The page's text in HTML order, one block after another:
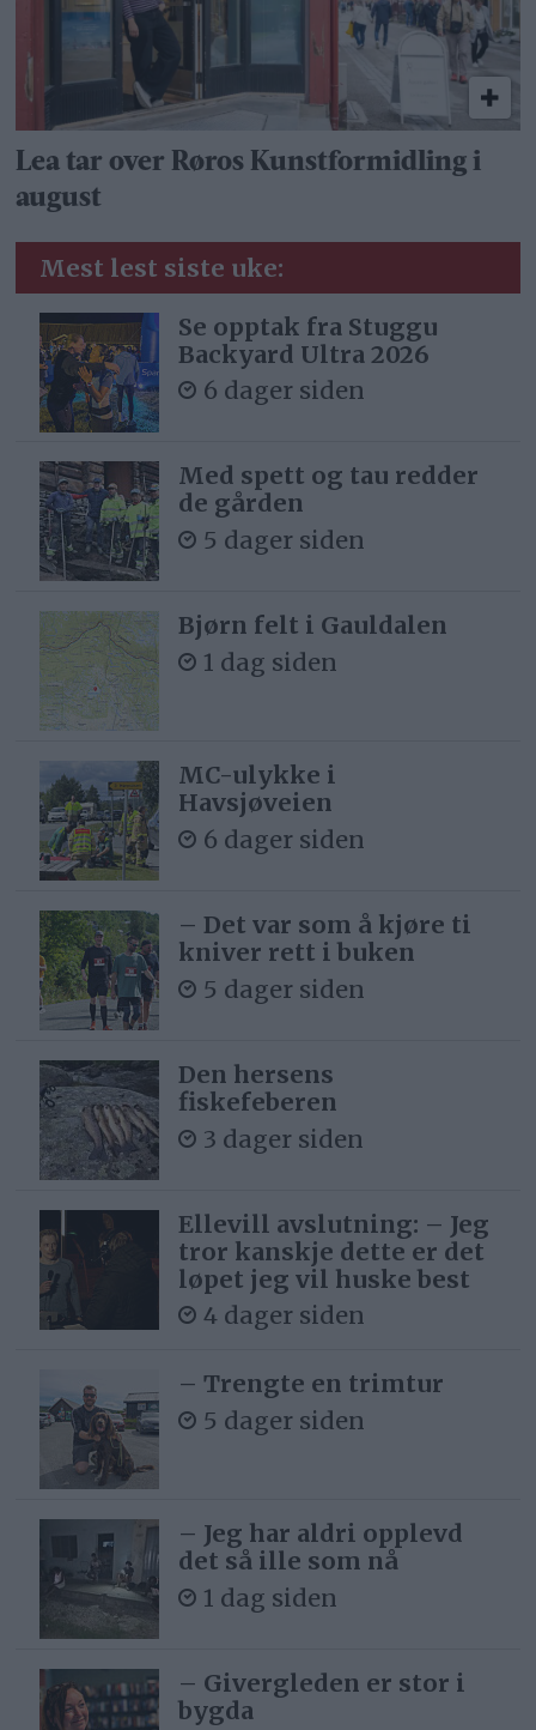
Lea tar over Røros Kunstformidling i
august
Mest lest siste uke:
Se opptak fra Stuggu
Backyard Ultra 2026
6 dager siden
Med spett og tau redder
de gården
5 dager siden
Bjørn felt i Gauldalen
1 dag siden
MC-ulykke i
Havsjøveien
6 dager siden
– Det var som å kjøre ti
kniver rett i buken
5 dager siden
Den hersens
fiskefeberen
3 dager siden
Ellevill avslutning: – Jeg
tror kanskje dette er det
løpet jeg vil huske best
4 dager siden
– Trengte en trimtur
5 dager siden
– Jeg har aldri opplevd
det så ille som nå
1 dag siden
– Givergleden er stor i
bygda